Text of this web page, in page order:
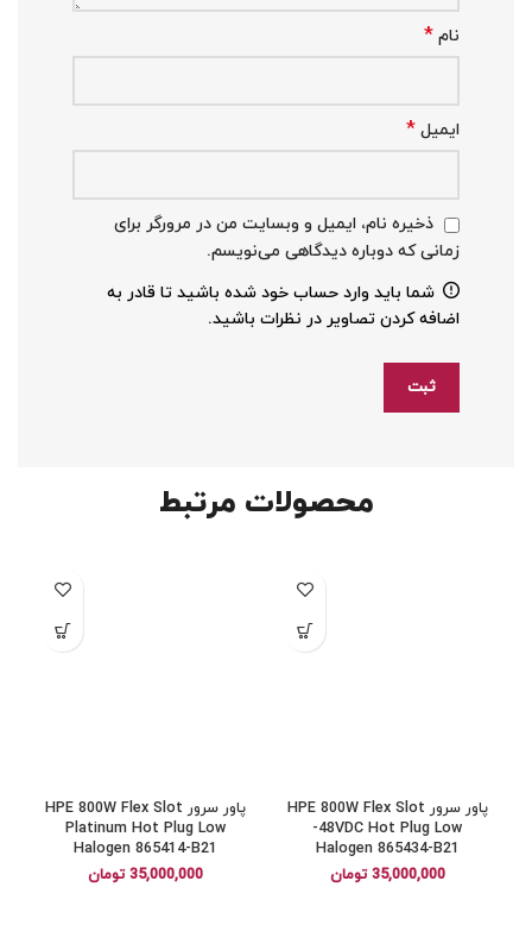
نام *
ایمیل *
ذخیره نام، ایمیل و وبسایت من در مرورگر برای
زمانی که دوباره دیدگاهی می‌نویسم.
شما باید وارد حساب خود شده باشید تا قادر به
اضافه کردن تصاویر در نظرات باشید.
محصولات مرتبط
پاور سرور HPE 800W Flex Slot
-48VDC Hot Plug Low
Halogen 865434-B21
35,000,000 تومان
پاور سرور HPE 800W Flex Slot
Platinum Hot Plug Low
Halogen 865414-B21
35,000,000 تومان